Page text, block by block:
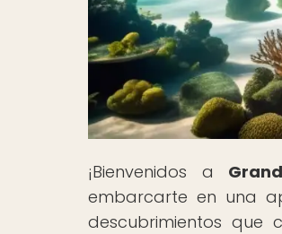
¡Bienvenidos a
embarcarte en una
descubrimientos que